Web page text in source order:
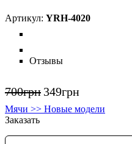
YRH-4020
Отзывы
700грн 349грн
Мячи >> Новые модели
Заказать